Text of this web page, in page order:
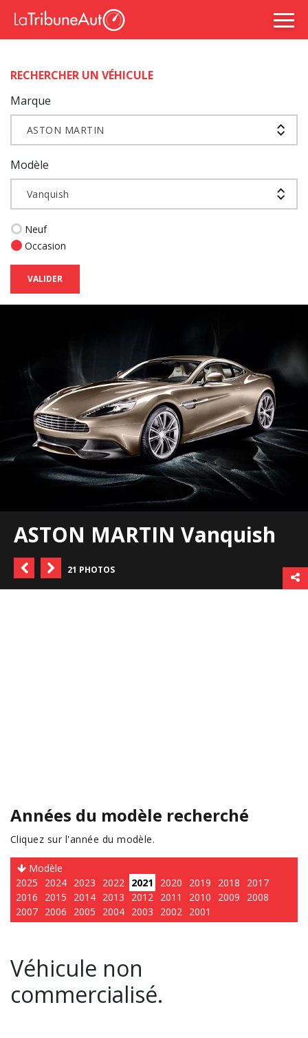
RECHERCHER UN VÉHICULE
Marque
ASTON MARTIN
Modèle
Vanquish
Neuf
Occasion
VALIDER
ASTON MARTIN Vanquish
21 PHOTOS
Années du modèle recherché
Cliquez sur l'année du modèle.
Modèle
2025
2024 2023 2022 2021 2020 2019 2018
2017
2016
2015 2014 2013 2012 2011 2010 2009
2008
2007 2006 2005 2004 2003 2002 2001
Véhicule non
commercialisé.